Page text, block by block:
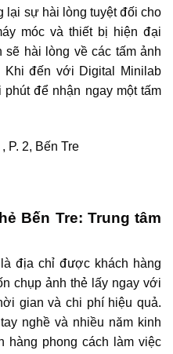
lại sự hài lòng tuyệt đối cho
móc và thiết bị hiện đại
sẽ hài lòng về các tấm ảnh
đến với Digital Minilab
để nhận ngay một tấm
P. 2, Bến Tre
Bến Tre: Trung tâm
địa chỉ được khách hàng
chụp ảnh thẻ lấy ngay với
gian và chi phí hiệu quả.
nghề và nhiều năm kinh
hàng phong cách làm việc